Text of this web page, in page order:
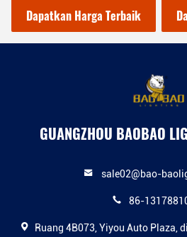
Kerja
Dapatkan Harga Terbaik
GUANGZHOU BAOBAO
sale02@bao-
86-
Ruang 4B073, Yiyou Auto Plaza,